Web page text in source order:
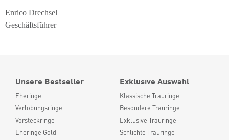
Enrico Drechsel
Geschäftsführer
Unsere Bestseller
Eheringe
Verlobungsringe
Vorsteckringe
Eheringe Gold
Exklusive Auswahl
Klassische Trauringe
Besondere Trauringe
Exklusive Trauringe
Schlichte Trauringe